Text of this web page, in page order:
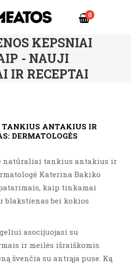
0
KEPSNIAI
- NAUJI
IR RECEPTAI
ANTAKIUS IR
DERMATOLOGĖS
natūraliai tankius antakius ir
Katerina Bakiko
kaip tinkamai
bei kokios
asocijuojasi su
ir meilės išraiškomis.
švenčia su antrąja puse. Ką